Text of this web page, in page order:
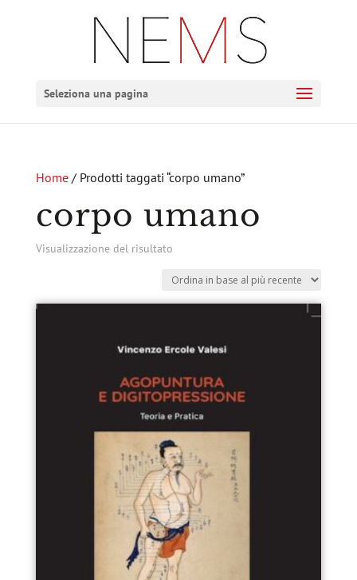
Seleziona una pagina
Home/ Prodotti taggati “corpo umano”
corpo umano
Visualizzazione del risultato